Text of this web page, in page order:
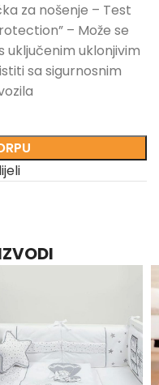
za nošenje – Test
– Može se
uklonjivim
sa sigurnosnim